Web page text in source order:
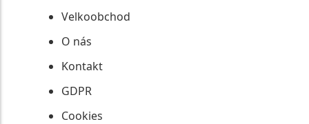
Velkoobchod
O nás
Kontakt
GDPR
Cookies